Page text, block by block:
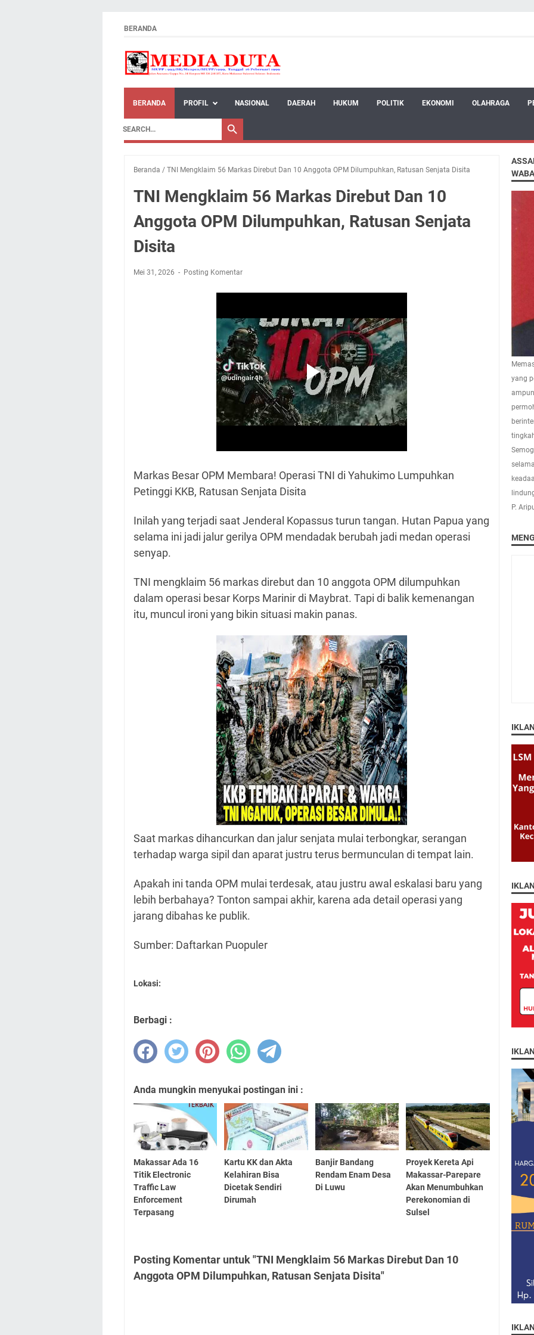
BERANDA
BERANDA PROFIL NASIONAL DAERAH HUKUM POLITIK EKONOMI OLAHRAGA
Beranda / TNI Mengklaim 56 Markas Direbut Dan 10 Anggota OPM Dilumpuhkan, Ratusan Senjata Disita
TNI Mengklaim 56 Markas Direbut Dan 10
Anggota OPM Dilumpuhkan, Ratusan Senjata
Disita
Mei 31, 2026 Posting Komentar
Markas Besar OPM Membara! Operasi TNI di Yahukimo Lumpuhkan
Petinggi KKB, Ratusan Senjata Disita
Inilah yang terjadi saat Jenderal Kopassus turun tangan. Hutan Papua yang
selama ini jadi jalur gerilya OPM mendadak berubah jadi medan operasi
senyap.
TNI mengklaim 56 markas direbut dan 10 anggota OPM dilumpuhkan
dalam operasi besar Korps Marinir di Maybrat. Tapi di balik kemenangan
itu, muncul ironi yang bikin situasi makin panas.
Saat markas dihancurkan dan jalur senjata mulai terbongkar, serangan
terhadap warga sipil dan aparat justru terus bermunculan di tempat lain.
Apakah ini tanda OPM mulai terdesak, atau justru awal eskalasi baru yang
lebih berbahaya? Tonton sampai akhir, karena ada detail operasi yang
jarang dibahas ke publik.
Sumber: Daftarkan Puopuler
Lokasi:
Berbagi :
Anda mungkin menyukai postingan ini :
Makassar Ada 16
Titik Electronic
Traffic Law
Enforcement
Terpasang
Kartu KK dan Akta
Kelahiran Bisa
Dicetak Sendiri
Dirumah
Banjir Bandang
Rendam Enam Desa
Di Luwu
Proyek Kereta Api
Makassar-Parepare
Akan Menumbuhkan
Perekonomian di
Sulsel
Posting Komentar untuk "TNI Mengklaim 56 Markas Direbut Dan 10
Anggota OPM Dilumpuhkan, Ratusan Senjata Disita"
yang
P.